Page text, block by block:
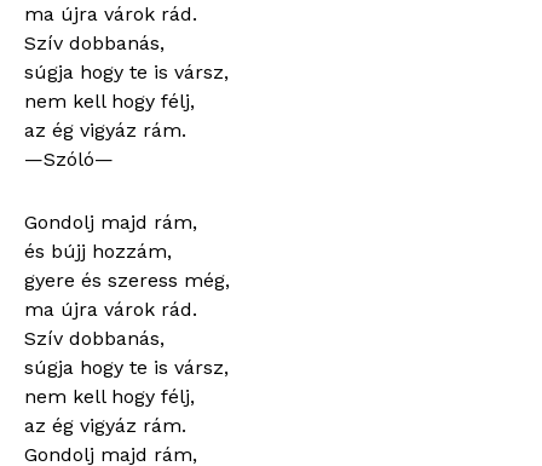
ma újra várok rád.
Szív dobbanás,
súgja hogy te is vársz,
nem kell hogy félj,
az ég vigyáz rám.
—Szóló—
Gondolj majd rám,
és bújj hozzám,
gyere és szeress még,
ma újra várok rád.
Szív dobbanás,
súgja hogy te is vársz,
nem kell hogy félj,
az ég vigyáz rám.
Gondolj majd rám,